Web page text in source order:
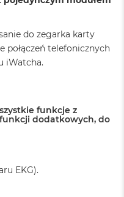
do zegarka karty
połączeń telefonicznych
iWatcha.
funkcje z
dodatkowych, do
EKG).